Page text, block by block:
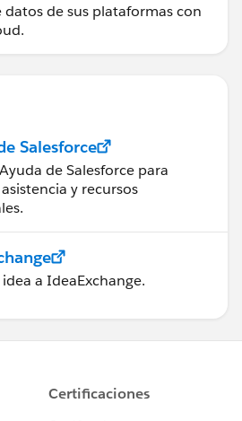
datos de sus plataformas con
Salesforce
de Salesforce para
y recursos
idea a IdeaExchange.